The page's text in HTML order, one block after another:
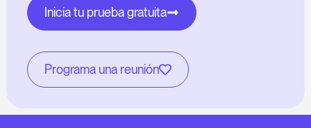
Inicia tu prueba gratuita
Programa una reunión